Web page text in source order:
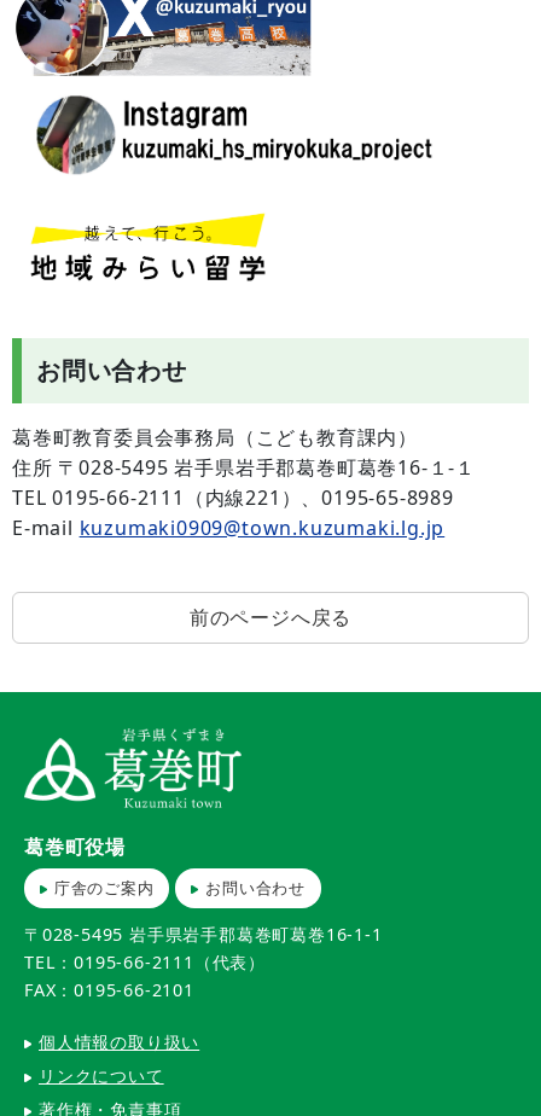
お問い合わせ
葛巻町教育委員会事務局（こども教育課内）
住所 〒028-5495 岩手県岩手郡葛巻町葛巻16-１-１
TEL 0195-66-2111（内線221）、0195-65-8989
E-mail kuzumaki0909@town.kuzumaki.lg.jp
前のページへ戻る
葛巻町役場
庁舎のご案内 お問い合わせ
〒028-5495 岩手県岩手郡葛巻町葛巻16-1-1
TEL：0195-66-2111（代表）
FAX：0195-66-2101
個人情報の取り扱い
リンクについて
著作権・免責事項